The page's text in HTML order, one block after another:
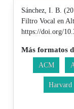
Sánchez, I. B.
Filtro Vocal en
https://doi.org/
Más formatos
ACM
Harvard